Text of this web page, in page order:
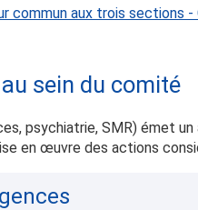
commun aux trois sections -
sein du comité
psychiatrie, SMR) émet
en œuvre des actions